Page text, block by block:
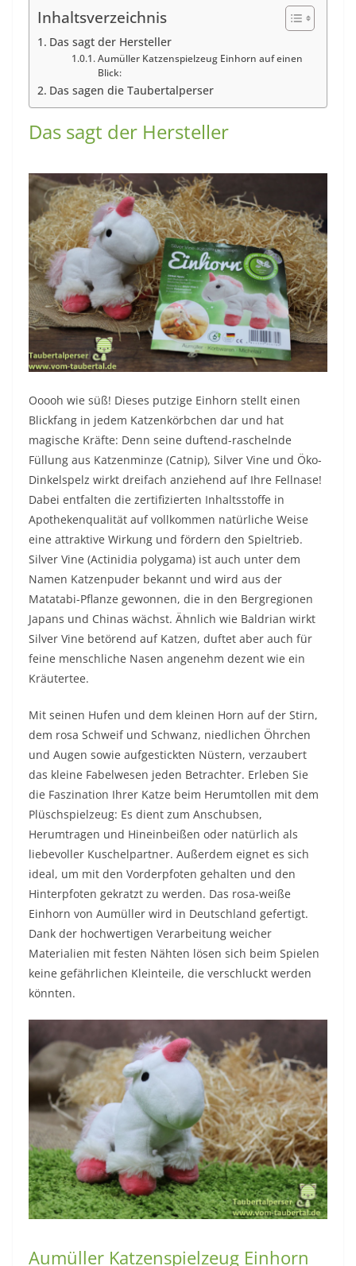
Inhaltsverzeichnis
Das sagt der Hersteller
Aumüller Katzenspielzeug Einhorn auf einen
Blick:
Das sagen die Taubertalperser
Das sagt der Hersteller
Ooooh wie süß! Dieses putzige Einhorn stellt einen
Blickfang in jedem Katzenkörbchen dar und hat
magische Kräfte: Denn seine duftend-raschelnde
Füllung aus Katzenminze (Catnip), Silver Vine und Öko-
Dinkelspelz wirkt dreifach anziehend auf Ihre Fellnase!
Dabei entfalten die zertifizierten Inhaltsstoffe in
Apothekenqualität auf vollkommen natürliche Weise
eine attraktive Wirkung und fördern den Spieltrieb.
Silver Vine (Actinidia polygama) ist auch unter dem
Namen Katzenpuder bekannt und wird aus der
Matatabi-Pflanze gewonnen, die in den Bergregionen
Japans und Chinas wächst. Ähnlich wie Baldrian wirkt
Silver Vine betörend auf Katzen, duftet aber auch für
feine menschliche Nasen angenehm dezent wie ein
Kräutertee.
Mit seinen Hufen und dem kleinen Horn auf der Stirn,
dem rosa Schweif und Schwanz, niedlichen Öhrchen
und Augen sowie aufgestickten Nüstern, verzaubert
das kleine Fabelwesen jeden Betrachter. Erleben Sie
die Faszination Ihrer Katze beim Herumtollen mit dem
Plüschspielzeug: Es dient zum Anschubsen,
Herumtragen und Hineinbeißen oder natürlich als
liebevoller Kuschelpartner. Außerdem eignet es sich
ideal, um mit den Vorderpfoten gehalten und den
Hinterpfoten gekratzt zu werden. Das rosa-weiße
Einhorn von Aumüller wird in Deutschland gefertigt.
Dank der hochwertigen Verarbeitung weicher
Materialien mit festen Nähten lösen sich beim Spielen
keine gefährlichen Kleinteile, die verschluckt werden
könnten.
Aumüller Katzenspielzeug Einhorn